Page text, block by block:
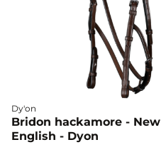
Dy'on
Bridon hackamore - New
English - Dyon